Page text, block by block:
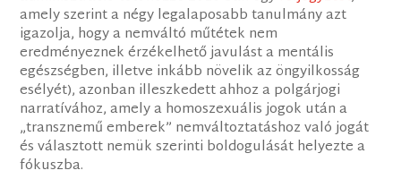
amely szerint a négy legalaposabb tanulmány azt
igazolja, hogy a nemváltó műtétek nem
eredményeznek érzékelhető javulást a mentális
egészségben, illetve inkább növelik az öngyilkosság
esélyét), azonban illeszkedett ahhoz a polgárjogi
narratívához, amely a homoszexuális jogok után a
„transznemű emberek” nemváltoztatáshoz való jogát
és választott nemük szerinti boldogulását helyezte a
fókuszba.